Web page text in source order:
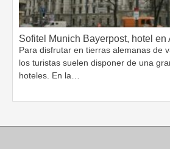
Sofitel Munich Bayerpost, hotel en
Para disfrutar en tierras alemanas de
los turistas suelen disponer de una
hoteles. En la…